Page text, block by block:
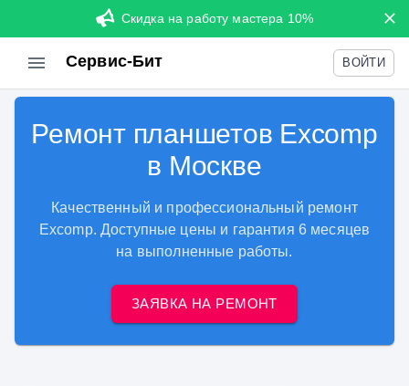
Скидка на работу мастера 10%
Сервис-Бит ВОЙТИ
Ремонт планшетов Excomp
в Москве
Качественный и профессиональный ремонт
Excomp. Доступные цены и гарантия 6 месяцев
на выполненные работы.
ЗАЯВКА НА РЕМОНТ